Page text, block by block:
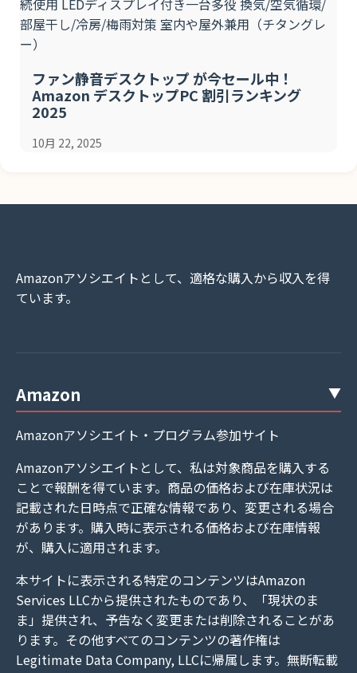
ファン静音デスクトップ が今セール中！
Amazon デスクトップPC 割引ランキング
2025
10月 22, 2025
Amazonアソシエイトとして、適格な購入から収入を得
ています。
Amazon
Amazonアソシエイト・プログラム参加サイト
Amazonアソシエイトとして、私は対象商品を購入する
ことで報酬を得ています。商品の価格および在庫状況は
記載された日時点で正確な情報であり、変更される場合
があります。購入時に表示される価格および在庫情報
が、購入に適用されます。
本サイトに表示される特定のコンテンツはAmazon
Services LLCから提供されたものであり、「現状のま
ま」提供され、予告なく変更または削除されることがあ
ります。その他すべてのコンテンツの著作権は
Legitimate Data Company, LLCに帰属します。無断転載